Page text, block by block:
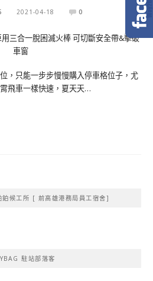
2021-04-18 0
，只能一步步慢慢購入停車格位子，尤
飛車一樣快速，夏天天…
候工所 [ 前高雄港務局員工宿舍]
駐站部落客